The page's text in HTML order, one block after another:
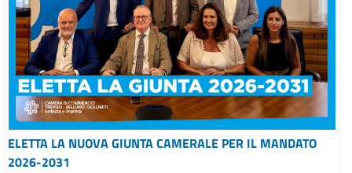
ELETTA LA NUOVA GIUNTA CAMERALE PER IL MANDATO
2026-2031